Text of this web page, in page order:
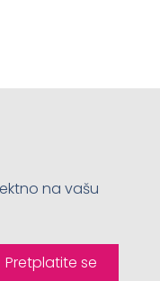
na vašu
Pretplatite se